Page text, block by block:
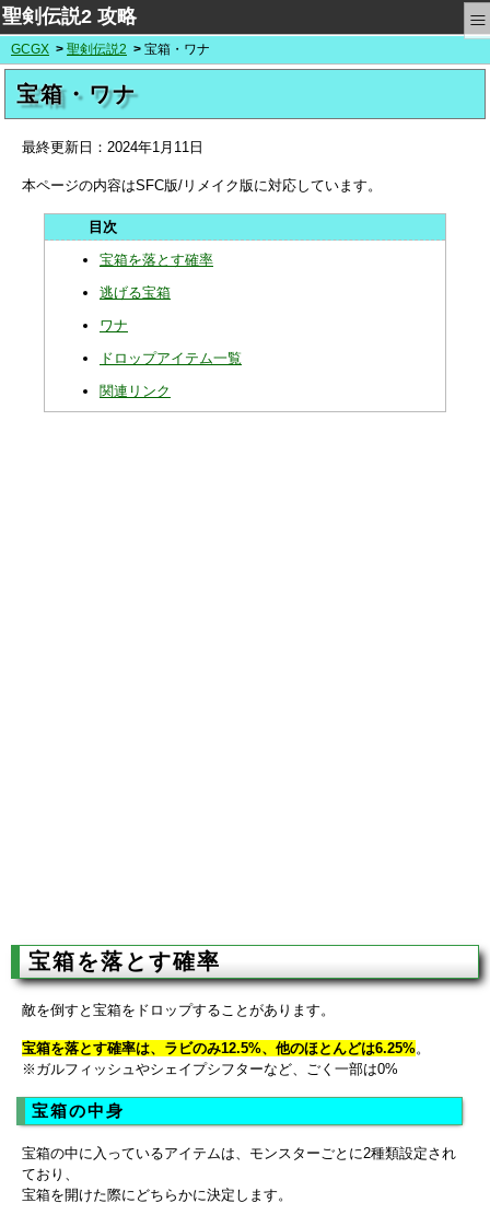
聖剣伝説2 攻略 ≡
GCGX 聖剣伝説2 宝箱・ワナ
宝箱・ワナ
最終更新日： 2024年1月11日
本ページの内容はSFC版/リメイク版に対応しています。
宝箱を落とす確率
逃げる宝箱
ワナ
ドロップアイテム一覧
関連リンク
宝箱を落とす確率
敵を倒すと宝箱をドロップすることがあります。
宝箱を落とす確率は、ラビのみ12.5%、他のほとんどは6.25%。
※ガルフィッシュやシェイプシフターなど、ごく一部は0%
宝箱の中身
宝箱の中に入っているアイテムは、モンスターごとに2種類設定され
ており、
宝箱を開けた際にどちらかに決定します。